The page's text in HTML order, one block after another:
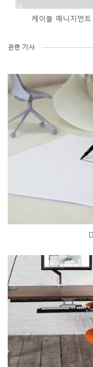
케이블 매니지먼트
관련 기사